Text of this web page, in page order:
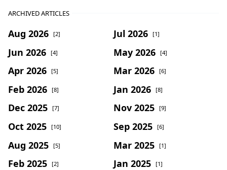
ARCHIVED ARTICLES
Aug 2026 [2] Jul 2026 [1]
Jun 2026 [4] May 2026 [4]
Apr 2026 [5] Mar 2026 [6]
Feb 2026 [8] Jan 2026 [8]
Dec 2025 [7] Nov 2025 [9]
Oct 2025 [10] Sep 2025 [6]
Aug 2025 [5] Mar 2025 [1]
Feb 2025 [2] Jan 2025 [1]